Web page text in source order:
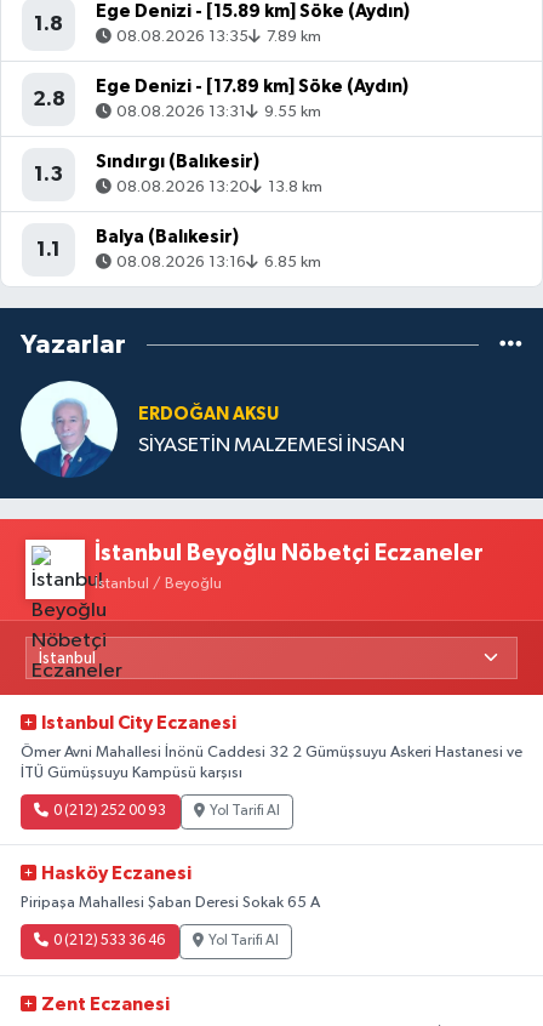
1.8
Ege Denizi - [15.89 km] Söke (Aydın)
08.08.2026 13:35 7.89 km
2.8
Ege Denizi - [17.89 km] Söke (Aydın)
08.08.2026 13:31 9.55 km
1.3
Sındırgı (Balıkesir)
08.08.2026 13:20 13.8 km
1.1
Balya (Balıkesir)
08.08.2026 13:16 6.85 km
Yazarlar
ERDOĞAN AKSU
SİYASETİN MALZEMESİ İNSAN
İstanbul Beyoğlu Nöbetçi Eczaneler
İstanbul / Beyoğlu
Istanbul City Eczanesi
Ömer Avni Mahallesi İnönü Caddesi 32 2 Gümüşsuyu Askeri Hastanesi ve
İTÜ Gümüşsuyu Kampüsü karşısı
0 (212) 252 00 93 Yol Tarifi Al
Hasköy Eczanesi
Piripaşa Mahallesi Şaban Deresi Sokak 65 A
0 (212) 533 36 46 Yol Tarifi Al
Zent Eczanesi